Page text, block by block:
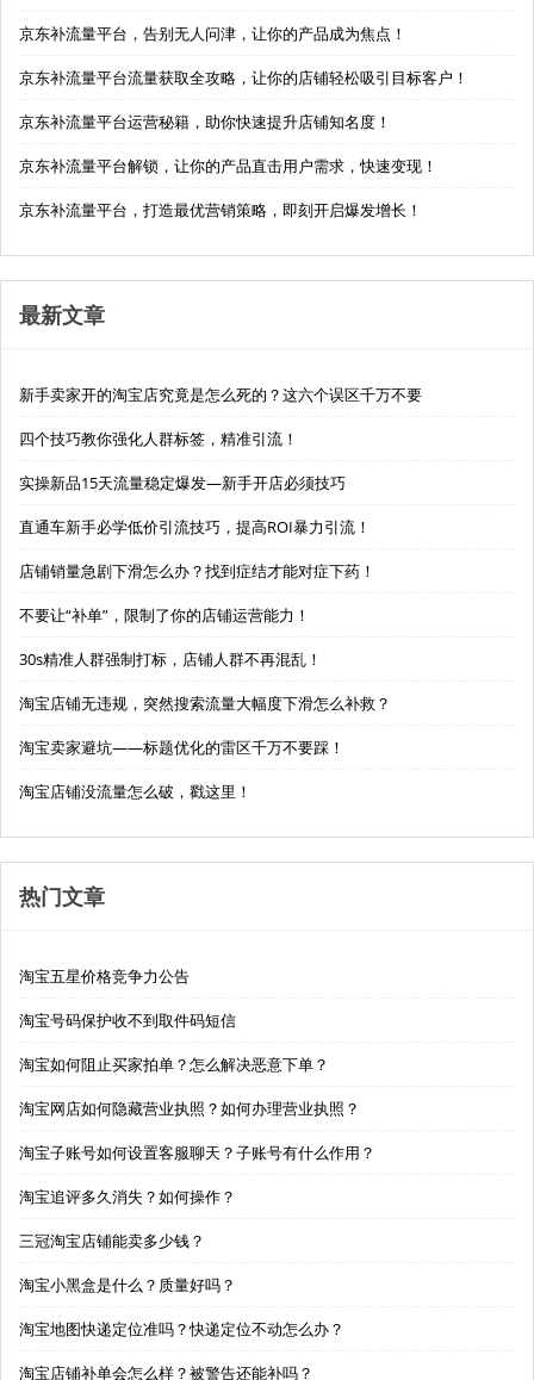
京东补流量平台，告别无人问津，让你的产品成为焦点！
京东补流量平台流量获取全攻略，让你的店铺轻松吸引目标客户！
京东补流量平台运营秘籍，助你快速提升店铺知名度！
京东补流量平台解锁，让你的产品直击用户需求，快速变现！
京东补流量平台，打造最优营销策略，即刻开启爆发增长！
最新文章
新手卖家开的淘宝店究竟是怎么死的？这六个误区千万不要
四个技巧教你强化人群标签，精准引流！
实操新品15天流量稳定爆发—新手开店必须技巧
直通车新手必学低价引流技巧，提高ROI暴力引流！
店铺销量急剧下滑怎么办？找到症结才能对症下药！
不要让“补单”，限制了你的店铺运营能力！
30s精准人群强制打标，店铺人群不再混乱！
淘宝店铺无违规，突然搜索流量大幅度下滑怎么补救？
淘宝卖家避坑——标题优化的雷区千万不要踩！
淘宝店铺没流量怎么破，戳这里！
热门文章
淘宝五星价格竞争力公告
淘宝号码保护收不到取件码短信
淘宝如何阻止买家拍单？怎么解决恶意下单？
淘宝网店如何隐藏营业执照？如何办理营业执照？
淘宝子账号如何设置客服聊天？子账号有什么作用？
淘宝追评多久消失？如何操作？
三冠淘宝店铺能卖多少钱？
淘宝小黑盒是什么？质量好吗？
淘宝地图快递定位准吗？快递定位不动怎么办？
淘宝店铺补单会怎么样？被警告还能补吗？